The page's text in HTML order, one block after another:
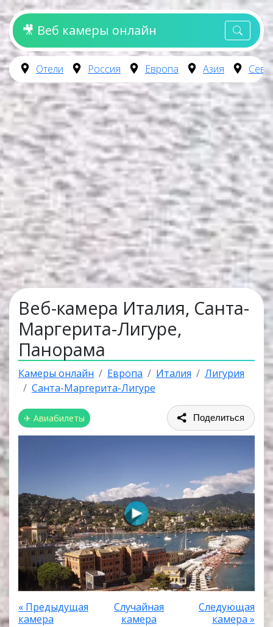
🎥 Веб камеры онлайн
Отели Россия Европа Азия
Веб-камера Италия, Санта-
Маргерита-Лигуре,
Панорама
Камеры онлайн Европа Италия
Лигурия
Санта-Маргерита-Лигуре
✈ Авиабилеты Поделиться
« Предыдущая
камера
Случайная
камера
Следующая
камера »